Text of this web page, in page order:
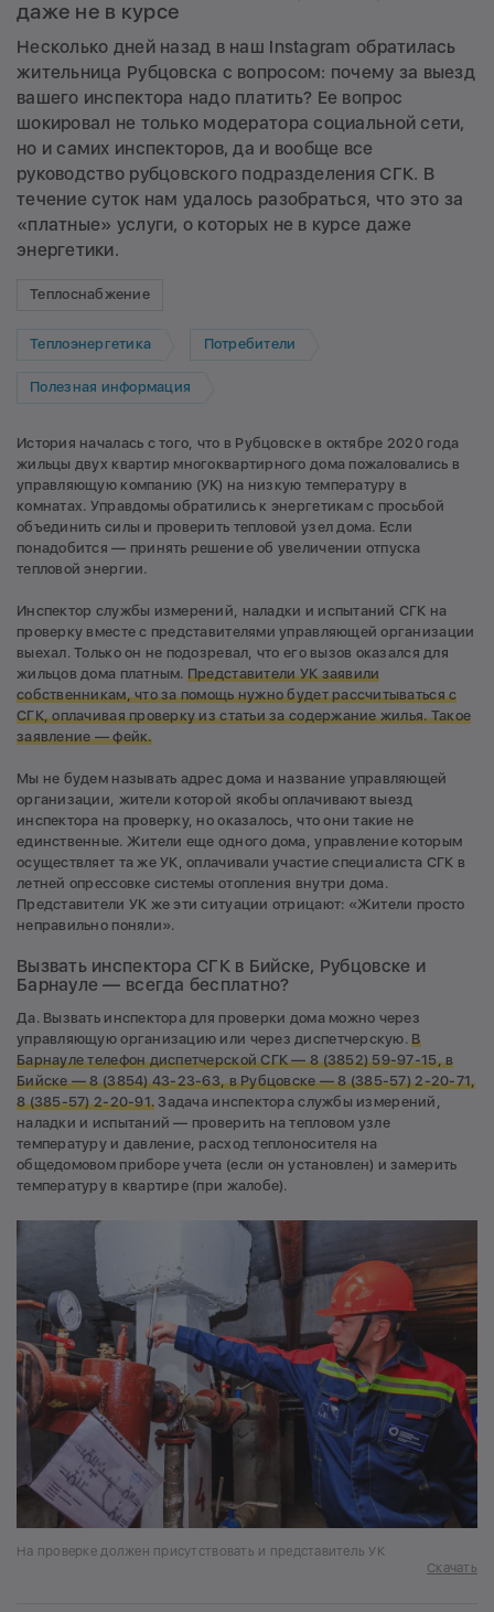
даже не в курсе
Несколько дней назад в наш Instagram обратилась
жительница Рубцовска с вопросом: почему за выезд
вашего инспектора надо платить? Ее вопрос
шокировал не только модератора социальной сети,
но и самих инспекторов, да и вообще все
руководство рубцовского подразделения СГК. В
течение суток нам удалось разобраться, что это за
«платные» услуги, о которых не в курсе даже
энергетики.
Теплоснабжение
Теплоэнергетика Потребители
Полезная информация
История началась с того, что в Рубцовске в октябре 2020 года
жильцы двух квартир многоквартирного дома пожаловались в
управляющую компанию (УК) на низкую температуру в
комнатах. Управдомы обратились к энергетикам с просьбой
объединить силы и проверить тепловой узел дома. Если
понадобится — принять решение об увеличении отпуска
тепловой энергии.
Инспектор службы измерений, наладки и испытаний СГК на
проверку вместе с представителями управляющей организации
выехал. Только он не подозревал, что его вызов оказался для
жильцов дома платным. Представители УК заявили
собственникам, что за помощь нужно будет рассчитываться с
СГК, оплачивая проверку из статьи за содержание жилья. Такое
заявление — фейк.
Мы не будем называть адрес дома и название управляющей
организации, жители которой якобы оплачивают выезд
инспектора на проверку, но оказалось, что они такие не
единственные. Жители еще одного дома, управление которым
осуществляет та же УК, оплачивали участие специалиста СГК в
летней опрессовке системы отопления внутри дома.
Представители УК же эти ситуации отрицают: «Жители просто
неправильно поняли».
Вызвать инспектора СГК в Бийске, Рубцовске и
Барнауле — всегда бесплатно?
Да. Вызвать инспектора для проверки дома можно через
управляющую организацию или через диспетчерскую.В
Барнауле телефон диспетчерской СГК — 8 (3852) 59-97-15, в
Бийске — 8 (3854) 43-23-63, в Рубцовске — 8 (385-57) 2-20-71,
8 (385-57) 2-20-91. Задача инспектора службы измерений,
наладки и испытаний — проверить на тепловом узле
температуру и давление, расход теплоносителя на
общедомовом приборе учета (если он установлен) и замерить
температуру в квартире (при жалобе).
На проверке должен присутствовать и представитель УК
Скачать